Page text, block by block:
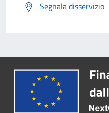
Segnala disservizio